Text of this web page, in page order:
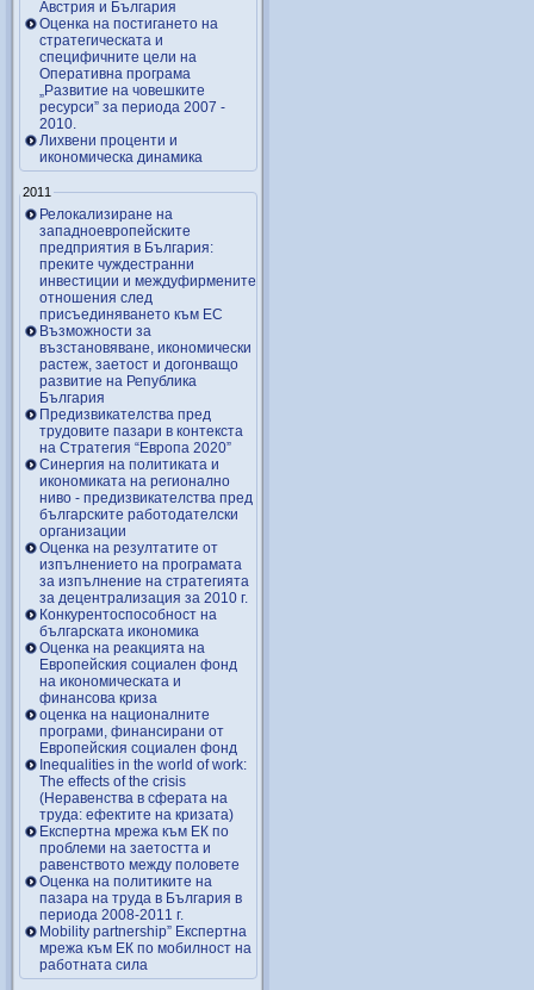
Австрия и България
Оценка на постигането на
стратегическата и
специфичните цели на
Оперативна програма
„Развитие на човешките
ресурси” за периода 2007 ‑
2010.
Лихвени проценти и
икономическа динамика
2011
Релокализиране на
западноевропейските
предприятия в България:
преките чуждестранни
инвестиции и междуфирмените
отношения след
присъединяването към ЕС
Възможности за
възстановяване, икономически
растеж, заетост и догонващо
развитие на Република
България
Предизвикателства пред
трудовите пазари в контекста
на Стратегия “Европа 2020”
Синергия на политиката и
икономиката на регионално
ниво - предизвикателства пред
българските работодателски
организации
Оценка на резултатите от
изпълнението на програмата
за изпълнение на стратегията
за децентрализация за 2010 г.
Конкурентоспособност на
българската икономика
Оценка на реакцията на
Европейския социален фонд
на икономическата и
финансова криза
оценка на националните
програми, финансирани от
Европейския социален фонд
Inequalities in the world of work:
The effects of the crisis
(Неравенства в сферата на
труда: ефектите на кризата)
Експертна мрежа към ЕК по
проблеми на заетостта и
равенството между половете
Оценка на политиките на
пазара на труда в България в
периода 2008-2011 г.
Mobility partnership” Експертна
мрежа към ЕК по мобилност на
работната сила